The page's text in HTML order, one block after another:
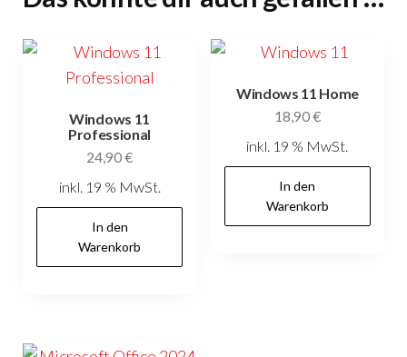
Windows 11
Professional
24,90€
inkl. 19 % MwSt.
In den
Warenkorb
Windows 11 Home
18,90€
inkl. 19 % MwSt.
In den
Warenkorb